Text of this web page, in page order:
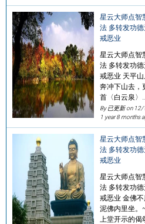
星云大师点智
法 多转发功
戒恶业
星云大师点智
法 多转发功
戒恶业 天平
奔冲下山去，
首〈白云泉〉…
By 已更新 on 12/
1 year 8 months
星云大师点智
法 多转发功
戒恶业
星云大师点智
法 多转发功
戒恶业 金佛
泥佛内里坐。
上堂开示的